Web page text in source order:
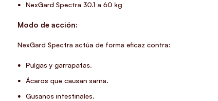
NexGard Spectra 30.1 a 60 kg
Modo de acción:
NexGard Spectra actúa de forma eficaz contra:
Pulgas y garrapatas.
Ácaros que causan sarna.
Gusanos intestinales.